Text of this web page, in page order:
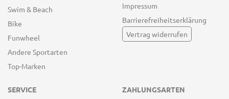
Swim & Beach
Bike
Funwheel
Andere Sportarten
Top-Marken
Impressum
Barrierefreiheitserklärung
Vertrag widerrufen
SERVICE
ZAHLUNGSARTEN